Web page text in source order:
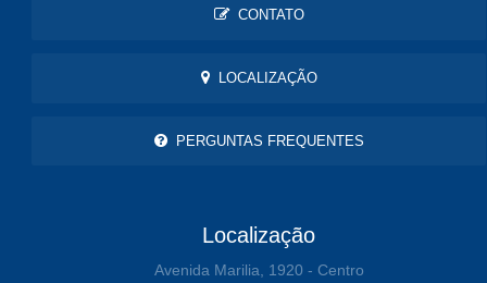
CONTATO
LOCALIZAÇÃO
PERGUNTAS FREQUENTES
Localização
Avenida Marilia, 1920 - Centro